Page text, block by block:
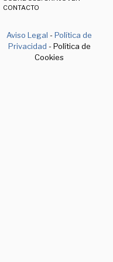
CONTACTO
Aviso Legal -Política de
Privacidad - Política de
Cookies